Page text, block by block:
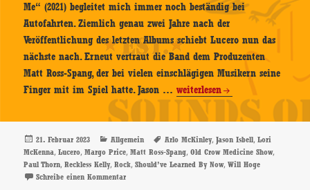
Me“ (2021) begleitet mich immer noch beständig bei
Autofahrten. Ziemlich genau zwei Jahre nach der
Veröffentlichung des letzten Albums schiebt Lucero nun das
nächste nach. Erneut vertraut die Band dem Produzenten
Matt Ross-Spang, der bei vielen einschlägigen Musikern seine
Finger mit im Spiel hatte. Jason …Lucero
–
Should’ve
Learned
By
weiterlesen
Veröffentlicht
am
21. Februar 2023 Kategorien
Allgemein Schlagwörter
Arlo McKinley,Jason Isbell,Lori
McKenna,Lucero,Margo Price,Matt Ross-Spang,Old Crow Medicine Show,
Paul Thorn,Reckless Kelly,Rock,Should’ve Learned By Now,Will Hoge
Schreibe einen Kommentarzu Lucero – Should’ve Learned By Now – CD-Review